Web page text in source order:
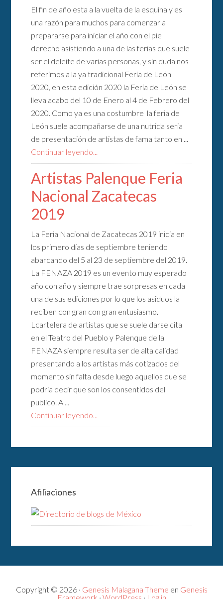
El fin de año esta a la vuelta de la esquina y es
una razón para muchos para comenzar a
prepararse para iniciar el año con el pie
derecho asistiendo a una de las ferias que suele
ser el deleite de varias personas, y sin duda nos
referimos a la ya tradicional Feria de León
2020, en esta edición 2020 la Feria de León se
lleva acabo del 10 de Enero al 4 de Febrero del
2020. Como ya es una costumbre la feria de
León suele acompañarse de una nutrida seria
de presentación de artistas de fama tanto en ...
Continuar leyendo...
Artistas Palenque Feria
Nacional Zacatecas
2019
La Feria Nacional de Zacatecas 2019 inicia en
los primero días de septiembre teniendo
abarcando del 5 al 23 de septiembre del 2019.
La FENAZA 2019 es un evento muy esperado
año con año y siempre trae sorpresas en cada
una de sus ediciones por lo que los asiduos la
reciben con gran con gran entusiasmo.
Lcartelera de artistas que se suele darse cita
en el Teatro del Pueblo y Palenque de la
FENAZA siempre resulta ser de alta calidad
presentando a los artistas más cotizados del
momento sin falta desde luego aquellos que se
podría decir que son los consentidos del
publico. A ...
Continuar leyendo...
Afiliaciones
Copyright © 2026 · Genesis Malagana Theme en Genesis